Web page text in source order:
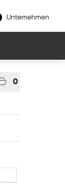
Unternehmen
0